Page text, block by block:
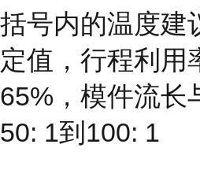
括号内的温度建
定值，行程利用
65%，模件流长
50: 1到100: 1